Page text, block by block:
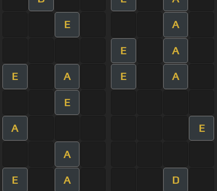
E A
E A
E A E A
E
A E
A
E A D